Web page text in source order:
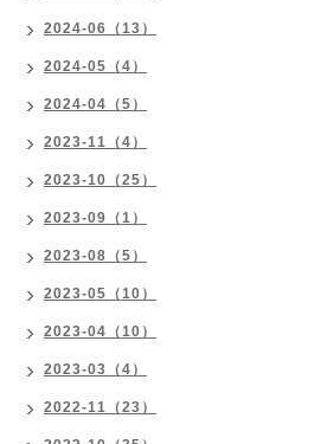
2024-06（13）
2024-05（4）
2024-04（5）
2023-11（4）
2023-10（25）
2023-09（1）
2023-08（5）
2023-05（10）
2023-04（10）
2023-03（4）
2022-11（23）